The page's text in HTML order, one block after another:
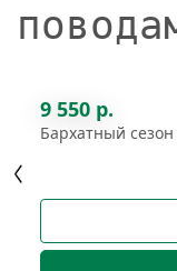
9 550 р.
Бархатный сезон